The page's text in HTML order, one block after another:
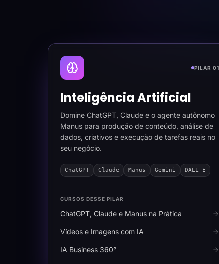
PILAR 01
Inteligência Artificial
Domine ChatGPT, Claude e o agente autônomo
Manus para produção de conteúdo, análise de
dados, criativos e execução de tarefas reais no
seu negócio.
ChatGPT Claude Manus Gemini DALL-E
CURSOS DESSE PILAR
ChatGPT, Claude e Manus na Prática
Vídeos e Imagens com IA
IA Business 360°